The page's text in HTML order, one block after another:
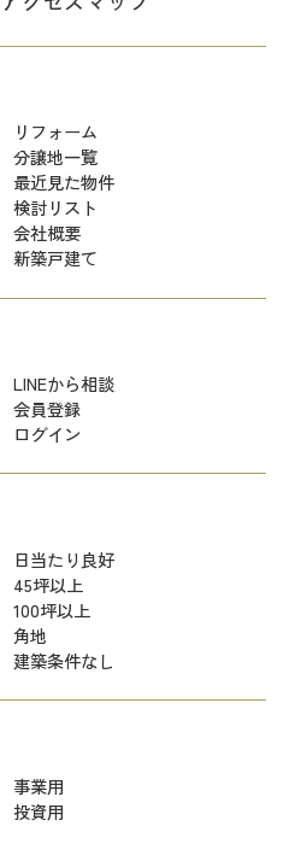
リフォーム
分譲地一覧
最近見た物件
検討リスト
会社概要
新築戸建て
LINEから相談
会員登録
ログイン
日当たり良好
45坪以上
100坪以上
角地
建築条件なし
事業用
投資用